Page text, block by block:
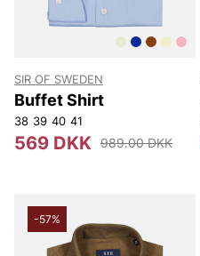
SIR OF SWEDEN
Buffet Shirt
38 39 40 41
569 DKK 989.00 DKK
-57%